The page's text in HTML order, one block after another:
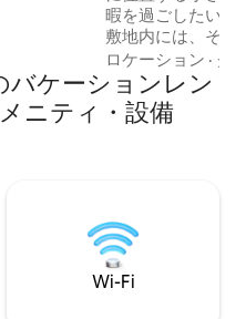
暇を過ごしたい人
敷地内には、それ
インターネット
ブルベッドを備え
があります。ゲ
キューエリア、
トカは、快適さと
み合わせを提供し
ロケーション · グ
ケーションレン
ニティ・設備
Wi-Fi